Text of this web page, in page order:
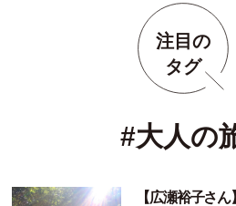
注目の
タグ
#大人の
【広瀬裕子さ